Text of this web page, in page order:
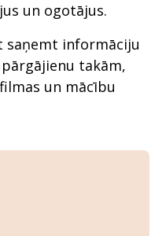
un ogotājus.
saņemt informāciju
takām,
un mācību